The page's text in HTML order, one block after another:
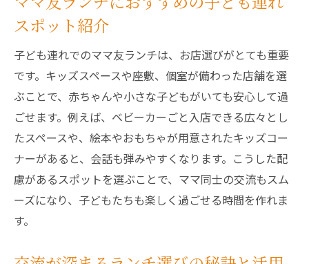
スポット紹介
子ども連れでのママ友ランチは、お店選びがとても重要
です。キッズスペースや座敷、個室が備わった店舗を選
ぶことで、赤ちゃんや小さな子どもがいても安心して過
ごせます。例えば、ベビーカーごと入店できる広々とし
たスペースや、絵本やおもちゃが用意されたキッズコー
ナーがあると、会話も弾みやすくなります。こうした配
慮があるスポットを選ぶことで、ママ同士の交流もスム
ーズになり、子どもたちも楽しく過ごせる時間を作れま
す。